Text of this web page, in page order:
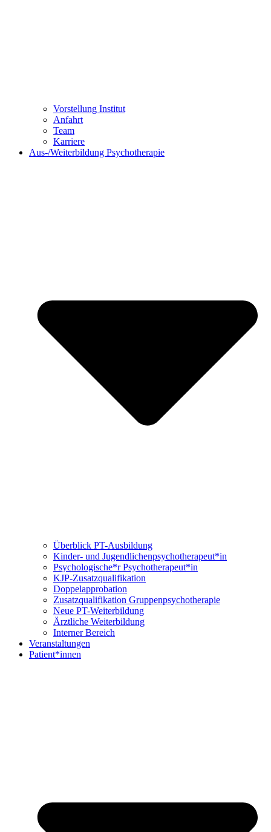
Vorstellung Institut
Anfahrt
Team
Karriere
Aus-/Weiterbildung Psychotherapie
Überblick PT-Ausbildung
Kinder- und Jugendlichenpsychotherapeut*in
Psychologische*r Psychotherapeut*in
KJP-Zusatzqualifikation
Doppelapprobation
Zusatzqualifikation Gruppenpsychotherapie
Neue PT-Weiterbildung
Ärztliche Weiterbildung
Interner Bereich
Veranstaltungen
Patient*innen